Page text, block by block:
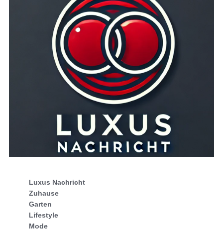
Luxus Nachricht
Zuhause
Garten
Lifestyle
Mode